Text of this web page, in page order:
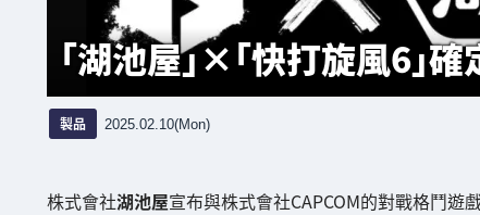
「湖池屋」×「快打旋風6」
製品 2025.02.10(Mon)
株式會社湖池屋宣布與株式會社CAPCOM的對戰格鬥遊